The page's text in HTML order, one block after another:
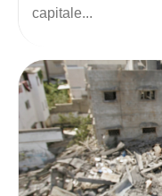
capitale...